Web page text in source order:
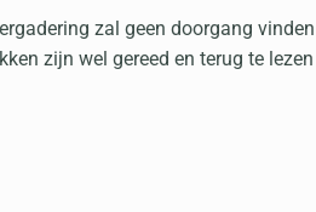
zal geen doorgang
zijn wel gereed en terug te